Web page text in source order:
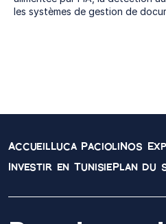
les systèmes de gestion de
AccueilLuca PacioliNos
Investir en TunisiePlan du